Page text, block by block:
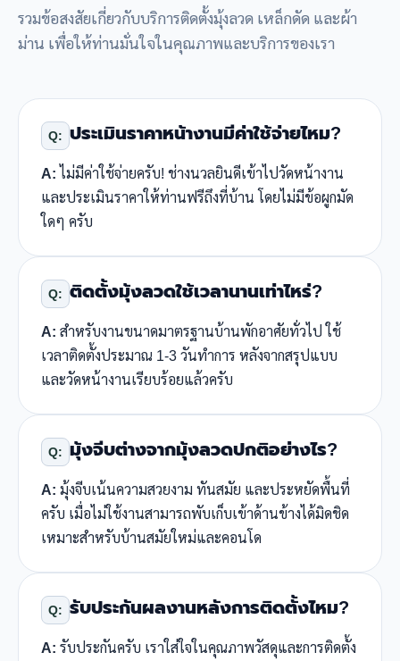
รวมข้อสงสัยเกี่ยวกับบริการติดตั้งมุ้งลวด เหล็กดัด และผ้า
ม่าน เพื่อให้ท่านมั่นใจในคุณภาพและบริการของเรา
Q: ประเมินราคาหน้างานมีค่าใช้จ่ายไหม?
A:ไม่มีค่าใช้จ่ายครับ! ช่างนวลยินดีเข้าไปวัดหน้างาน
และประเมินราคาให้ท่านฟรีถึงที่บ้าน โดยไม่มีข้อผูกมัด
ใดๆ ครับ
Q: ติดตั้งมุ้งลวดใช้เวลานานเท่าไหร่?
A: สำหรับงานขนาดมาตรฐานบ้านพักอาศัยทั่วไป ใช้
เวลาติดตั้งประมาณ 1-3 วันทำการ หลังจากสรุปแบบ
และวัดหน้างานเรียบร้อยแล้วครับ
Q: มุ้งจีบต่างจากมุ้งลวดปกติอย่างไร?
A: มุ้งจีบเน้นความสวยงาม ทันสมัย และประหยัดพื้นที่
ครับ เมื่อไม่ใช้งานสามารถพับเก็บเข้าด้านข้างได้มิดชิด
เหมาะสำหรับบ้านสมัยใหม่และคอนโด
Q: รับประกันผลงานหลังการติดตั้งไหม?
A: รับประกันครับ เราใส่ใจในคุณภาพวัสดุและการติดตั้ง